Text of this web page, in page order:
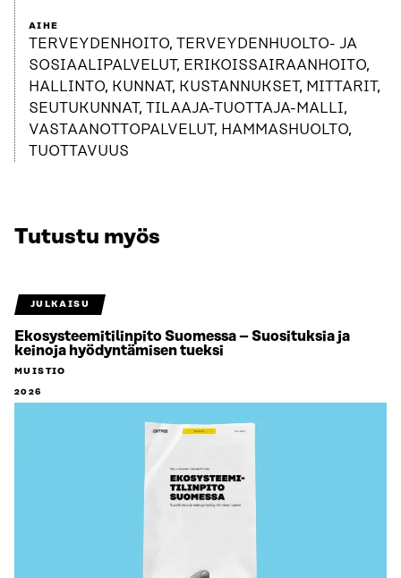
AIHE
TERVEYDENHOITO, TERVEYDENHUOLTO- JA
SOSIAALIPALVELUT, ERIKOISSAIRAANHOITO,
HALLINTO, KUNNAT, KUSTANNUKSET, MITTARIT,
SEUTUKUNNAT, TILAAJA-TUOTTAJA-MALLI,
VASTAANOTTOPALVELUT, HAMMASHUOLTO,
TUOTTAVUUS
Tutustu myös
JULKAISU
Ekosysteemitilinpito Suomessa – Suosituksia ja
keinoja hyödyntämisen tueksi
MUISTIO
2026